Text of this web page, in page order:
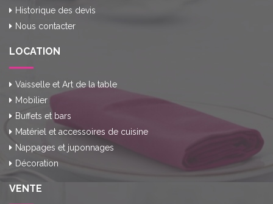
Historique des devis
Nous contacter
LOCATION
Vaisselle et Art de la table
Mobilier
Buffets et bars
Matériel et accessoires de cuisine
Nappages et juponnages
Décoration
VENTE